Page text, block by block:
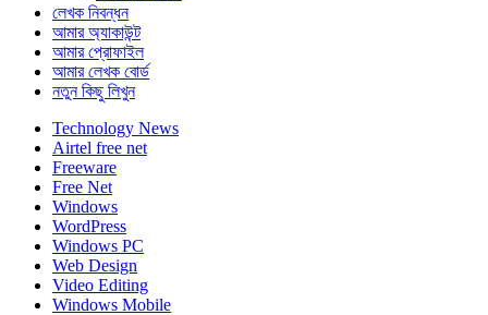
লেখক নিবন্ধন
আমার অ্যাকাউন্ট
আমার প্রোফাইল
আমার লেখক বোর্ড
নতুন কিছু লিখুন
Technology News
Airtel free net
Freeware
Free Net
Windows
WordPress
Windows PC
Web Design
Video Editing
Windows Mobile